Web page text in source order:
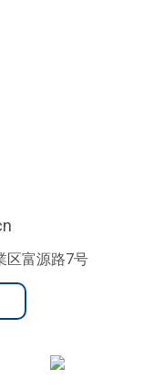
区富源路7号